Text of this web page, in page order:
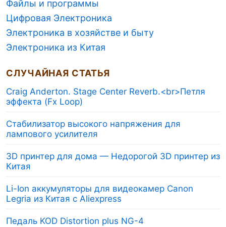
Файлы и программы
Цифровая Электроника
Электроника в хозяйстве и быту
Электроника из Китая
СЛУЧАЙНАЯ СТАТЬЯ
Craig Anderton. Stage Center Reverb.<br>Петля
эффекта (Fx Loop)
Стабилизатор высокого напряжения для
лампового усилителя
3D принтер для дома — Недорогой 3D принтер из
Китая
Li-Ion аккумуляторы для видеокамер Canon
Legria из Китая с Aliexpress
Педаль KOD Distortion plus NG-4